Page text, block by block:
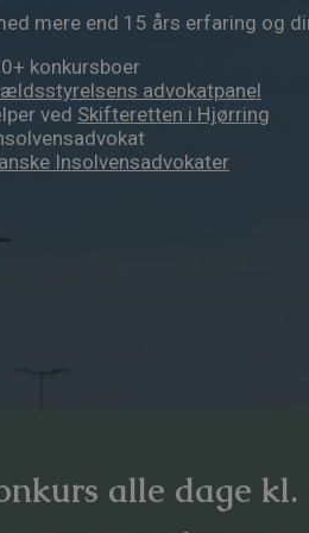
mere end 15 års erfaring og
konkursboer
advokatpanel
ved Skifteretten i Hjørring
Insolvensadvokater
alle dage kl.